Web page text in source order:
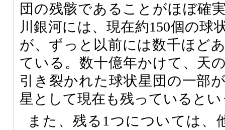
団の残骸であることがほぼ確
川銀河には、現在約150個の球
が、ずっと以前には数千ほど
ている。数十億年かけて、天
引き裂かれた球状星団の一部
星として現在も残っていると
また、残る1つについては、